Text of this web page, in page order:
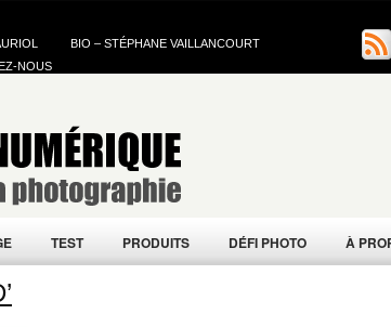
BIO – STÉPHANE VAILLANCOURT
NOUS
TEST PRODUITS DÉFI PHOTO À